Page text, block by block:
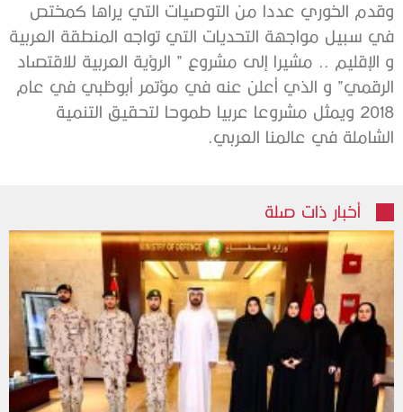
وقدم الخوري عددا من التوصيات التي يراها كمختص
في سبيل مواجهة التحديات التي تواجه المنطقة العربية
و الإقليم .. مشيرا إلى مشروع ” الرؤية العربية للاقتصاد
الرقمي” و الذي أعلن عنه في مؤتمر أبوظبي في عام
2018 ويمثل مشروعا عربيا طموحا لتحقيق التنمية
الشاملة في عالمنا العربي.
أخبار ذات صلة